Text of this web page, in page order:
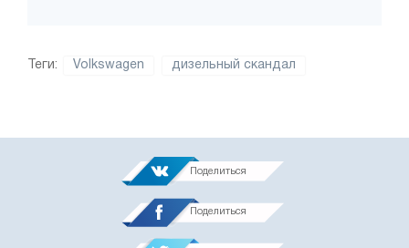
Теги: Volkswagen дизельный скандал
Поделиться
Поделиться